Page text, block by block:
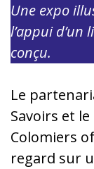
Une expo
l’appui d’un
conçu.
Le
Savoirs et le
Colomiers
regard sur